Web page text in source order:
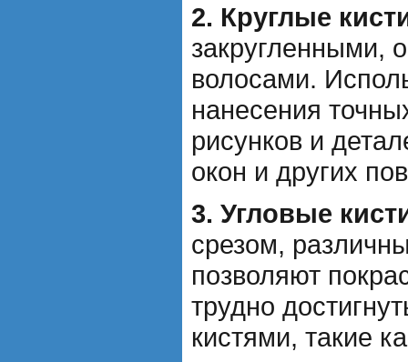
2. Круглые
закругленными,
волосами.
нанесения
рисунков и
окон и других
3. Угловые
срезом,
позволяют
трудно
кистями, такие